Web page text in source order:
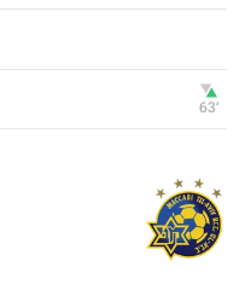
63‎’‎